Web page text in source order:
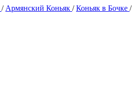
/ Армянский Коньяк /Коньяк в Бочке /